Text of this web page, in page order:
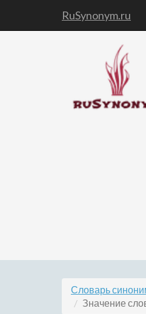
RuSynonym.ru
Словарь
Значение